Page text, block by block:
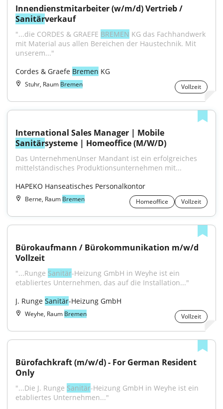
Sanitärverkauf
"...die CORDES & GRAEFE BREMEN KG das Fachhandwerk
mit Material aus allen Bereichen der Haustechnik. Mit
unserem..."
Cordes & Graefe Bremen KG
Stuhr, Raum Bremen Vollzeit
Sanitärsysteme | Homeoffice (M/W/D)
Das UnternehmenUnser Mandant ist ein erfolgreiches
mittelständisches Produktionsunternehmen mit...
HAPEKO Hanseatisches Personalkontor
Berne, Raum Bremen Homeoffice Vollzeit
Bürokaufmann / Bürokommunikation m/w/d
Vollzeit
"...Runge Sanitär-Heizung GmbH in Weyhe ist ein
etabliertes Unternehmen, das auf die Installation..."
J. Runge Sanitär-Heizung GmbH
Weyhe, Raum Bremen Vollzeit
Bürofachkraft (m/w/d) - For German Resident
Only
"...Die J. Runge Sanitär-Heizung GmbH in Weyhe ist ein
etabliertes Unternehmen..."